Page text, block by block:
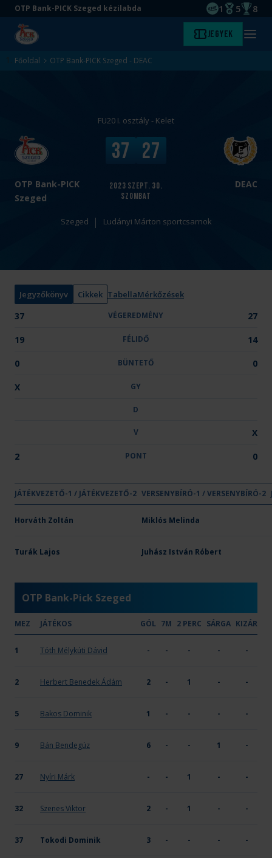
Ugrás
tartalomra
Ugrás
aljára
OTP Bank-PICK Szeged kézilabda
EHF
1
Magyar
5 8
Kezdőlap Jegyek Menü
Főoldal OTP Bank-PICK Szeged - DEAC
FU20 I. osztály - Kelet
OTP Bank-PICK
Szeged
v
s
.
DEAC
2023 szept. 30.
szombat
V
é
e
r
e
é
y
:
37 27
Szeged Ludányi Márton sportcsarnok
Jegyzőkönyv Cikkek TabellaMérkőzések
37 VÉGEREDMÉNY 27
19 FÉLIDŐ 14
0 BÜNTETŐ 0
X GY
D
V X
2 PONT 0
Csapat neve
VÉGEREDMÉNY FÉLIDŐ BÜNTETŐ GY D V
OTP Bank-PICK Szeged 19
DEAC 14 -
JÁTÉKVEZETŐ-1 / JÁTÉKVEZETŐ-2 VERSENYBÍRÓ-1 / VERSENYBÍRÓ-2
Horváth Zoltán Miklós Melinda
Turák Lajos Juhász István Róbert
OTP Bank-Pick Szeged
MEZ JÁTÉKOS GÓL 7M 2 PERC SÁRGA KIZÁR
1 Tóth Mélykúti Dávid - - - - -
2 Herbert Benedek Ádám 2 - 1 - -
5 Bakos Dominik 1 - - - -
9 Bán Bendegúz 6 - - 1 -
27 Nyíri Márk - - 1 - -
32 Szenes Viktor 2 - 1 - -
37 Tokodi Dominik 3 - - - -